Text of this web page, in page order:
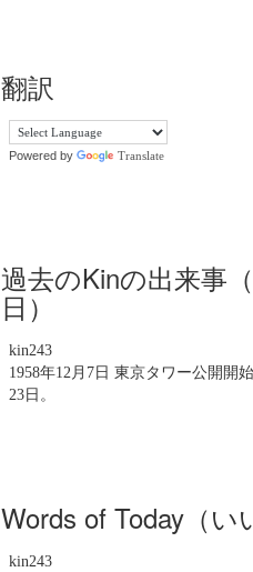
翻訳
Powered by Translate
過去のKinの出来事
日）
kin243
1958年12月7日 東京タワー公開開
23日。
Words of Today（い
kin243